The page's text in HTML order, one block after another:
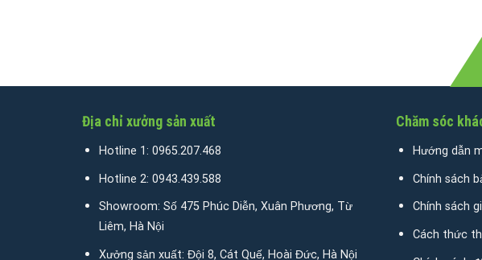
Địa chỉ xưởng sản xuất
Hotline 1: 0965.207.468
Hotline 2: 0943.439.588
Showroom: Số 475 Phúc Diễn, Xuân Phương, Từ
Liêm, Hà Nội
Xưởng sản xuất: Đội 8, Cát Quế, Hoài Đức, Hà Nội
Chăm sóc
Hướng dẫn
Chính sách
Chính sách
Cách thức